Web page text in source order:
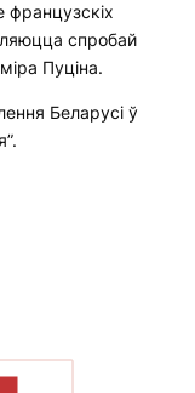
французскіх
спробай
Пуціна.
Беларусі ў